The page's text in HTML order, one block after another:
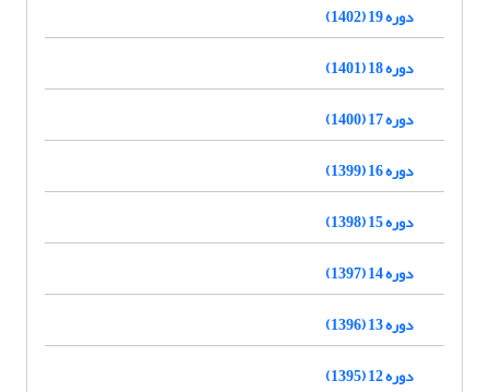
دوره 19 (1402)
دوره 18 (1401)
دوره 17 (1400)
دوره 16 (1399)
دوره 15 (1398)
دوره 14 (1397)
دوره 13 (1396)
دوره 12 (1395)